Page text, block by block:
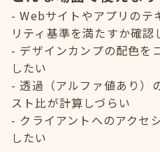
Webサイトやアプリのテ
リティ基準を満たすか確認
デザインカンプの配色を
したい
透過（アルファ値あり）
スト比が計算しづらい
クライアントへのアクセ
したい